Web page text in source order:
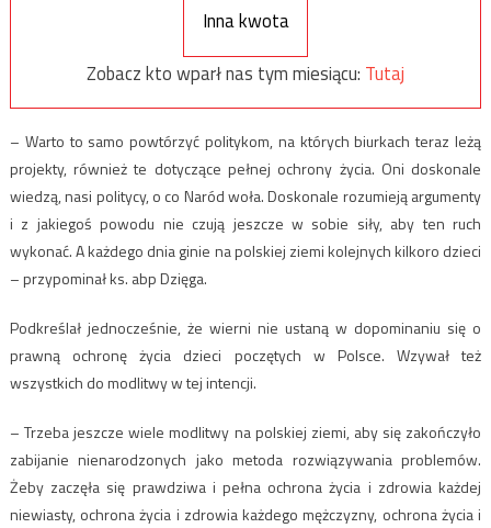
Inna kwota
Zobacz kto wparł nas tym miesiącu: Tutaj
– Warto to samo powtórzyć politykom, na których biurkach teraz leżą
projekty, również te dotyczące pełnej ochrony życia. Oni doskonale
wiedzą, nasi politycy, o co Naród woła. Doskonale rozumieją argumenty
i z jakiegoś powodu nie czują jeszcze w sobie siły, aby ten ruch
wykonać. A każdego dnia ginie na polskiej ziemi kolejnych kilkoro dzieci
– przypominał ks. abp Dzięga.
Podkreślał jednocześnie, że wierni nie ustaną w dopominaniu się o
prawną ochronę życia dzieci poczętych w Polsce. Wzywał też
wszystkich do modlitwy w tej intencji.
– Trzeba jeszcze wiele modlitwy na polskiej ziemi, aby się zakończyło
zabijanie nienarodzonych jako metoda rozwiązywania problemów.
Żeby zaczęła się prawdziwa i pełna ochrona życia i zdrowia każdej
niewiasty, ochrona życia i zdrowia każdego mężczyzny, ochrona życia i